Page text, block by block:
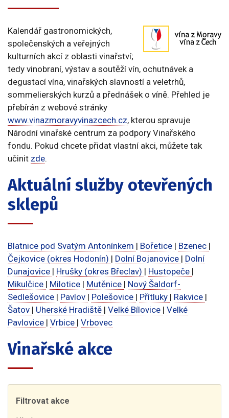
Kalendář gastronomických,
společenských a veřejných
kulturních akcí z oblasti vinařství;
tedy vinobraní, výstav a soutěží vín, ochutnávek a
degustací vína, vinařských slavností a veletrhů,
sommelierských kurzů a přednášek o víně. Přehled je
přebírán z webové stránky
www.vinazmoravyvinazcech.cz, kterou spravuje
Národní vinařské centrum za podpory Vinařského
fondu. Pokud chcete přidat vlastní akci, můžete tak
učinit zde.
Aktuální služby otevřených
sklepů
Blatnice pod Svatým Antonínkem | Bořetice | Bzenec |
Čejkovice (okres Hodonín) | Dolní Bojanovice | Dolní
Dunajovice | Hrušky (okres Břeclav) | Hustopeče |
Mikulčice | Milotice | Mutěnice | Nový Šaldorf-
Sedlešovice | Pavlov | Polešovice | Přítluky | Rakvice |
Šatov | Uherské Hradiště | Velké Bílovice | Velké
Pavlovice | Vrbice | Vrbovec
Vinařské akce
Filtrovat akce